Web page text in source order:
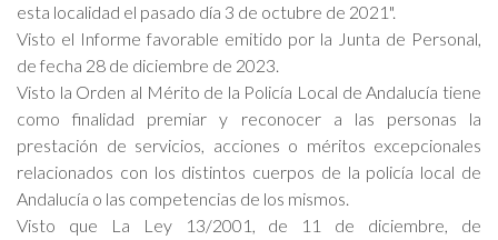
esta localidad el pasado día 3 de octubre de 2021".
Visto el Informe favorable emitido por la Junta de Personal,
de fecha 28 de diciembre de 2023.
Visto la Orden al Mérito de la Policía Local de Andalucía tiene
como finalidad premiar y reconocer a las personas la
prestación de servicios, acciones o méritos excepcionales
relacionados con los distintos cuerpos de la policía local de
Andalucía o las competencias de los mismos.
Visto que La Ley 13/2001, de 11 de diciembre, de